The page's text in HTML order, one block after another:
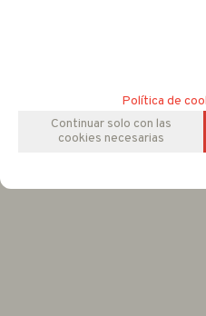
Política de
Continuar solo con las
cookies necesarias